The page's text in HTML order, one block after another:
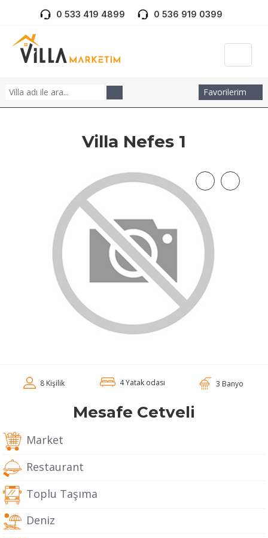
0 533 419 4899 0 536 919 0399
Favorilerim
Villa Nefes 1
8 Kişilik 4 Yatak odası 3 Banyo
Mesafe Cetveli
Market
Restaurant
Toplu Taşıma
Deniz